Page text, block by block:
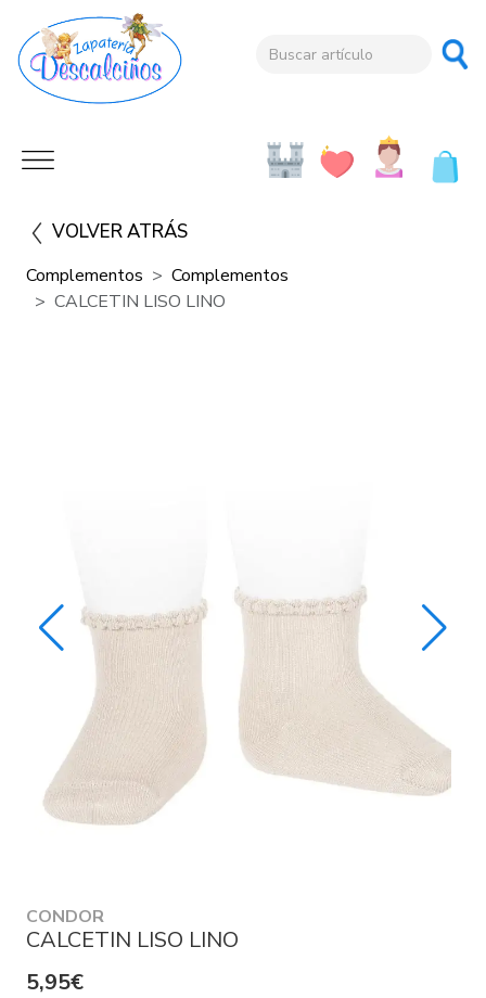
VOLVER ATRÁS
Complementos
Complementos
CALCETIN LISO LINO
CONDOR
CALCETIN LISO LINO
5,95€